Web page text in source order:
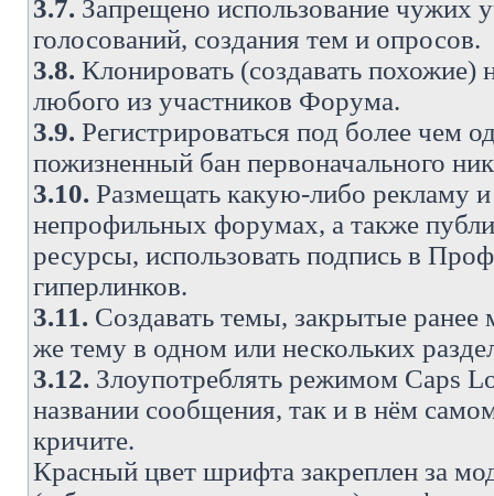
3.7. Запрещено использование чужих
голосований, создания тем и опросов.
3.8. Клонировать (создавать похожие)
любого из участников Форума.
3.9. Регистрироваться под более чем
пожизненный бан первоначального
3.10. Размещать какую-либо рекламу
непрофильных форумах, а также
ресурсы, использовать подпись в
гиперлинков.
3.11. Создавать темы, закрытые ранее
же тему в одном или нескольких
3.12. Злоупотреблять режимом Caps
названии сообщения, так и в нём
кричите.
Красный цвет шрифта закреплен за